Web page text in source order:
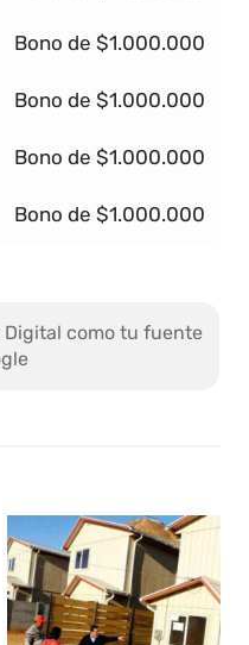
Bono de $1.000.000
Bono de $1.000.000
Bono de $1.000.000
Bono de $1.000.000
Digital como tu fuente